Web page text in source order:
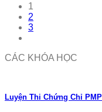
1
2
3
CÁC KHÓA HỌC
Luyện Thi Chứng Chỉ